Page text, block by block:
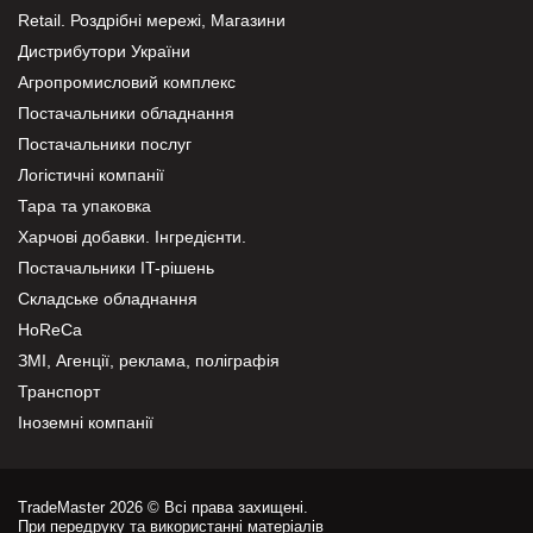
Retail. Роздрібні мережі, Магазини
Дистрибутори України
Агропромисловий комплекс
Постачальники обладнання
Постачальники послуг
Логістичні компанії
Тара та упаковка
Харчові добавки. Інгредієнти.
Постачальники IT-рішень
Складське обладнання
HoReCa
ЗМІ, Агенції, реклама, поліграфія
Транспорт
Іноземні компанії
TradeMaster 2026 © Всі права захищені.
При передруку та використанні матеріалів